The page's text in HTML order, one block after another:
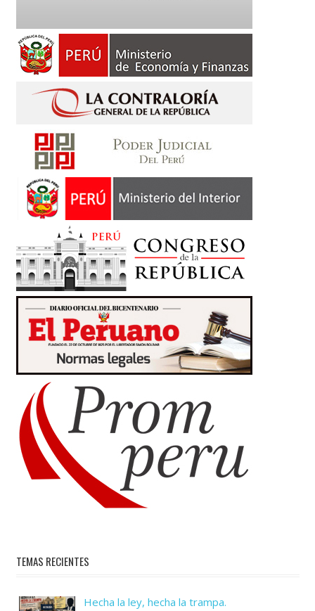
TEMAS RECIENTES
Hecha la ley, hecha la trampa.